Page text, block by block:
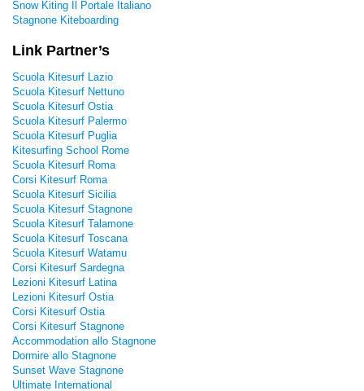
Snow Kiting Il Portale Italiano
Stagnone Kiteboarding
Link Partner’s
Scuola Kitesurf Lazio
Scuola Kitesurf Nettuno
Scuola Kitesurf Ostia
Scuola Kitesurf Palermo
Scuola Kitesurf Puglia
Kitesurfing School Rome
Scuola Kitesurf Roma
Corsi Kitesurf Roma
Scuola Kitesurf Sicilia
Scuola Kitesurf Stagnone
Scuola Kitesurf Talamone
Scuola Kitesurf Toscana
Scuola Kitesurf Watamu
Corsi Kitesurf Sardegna
Lezioni Kitesurf Latina
Lezioni Kitesurf Ostia
Corsi Kitesurf Ostia
Corsi Kitesurf Stagnone
Accommodation allo Stagnone
Dormire allo Stagnone
Sunset Wave Stagnone
Ultimate International